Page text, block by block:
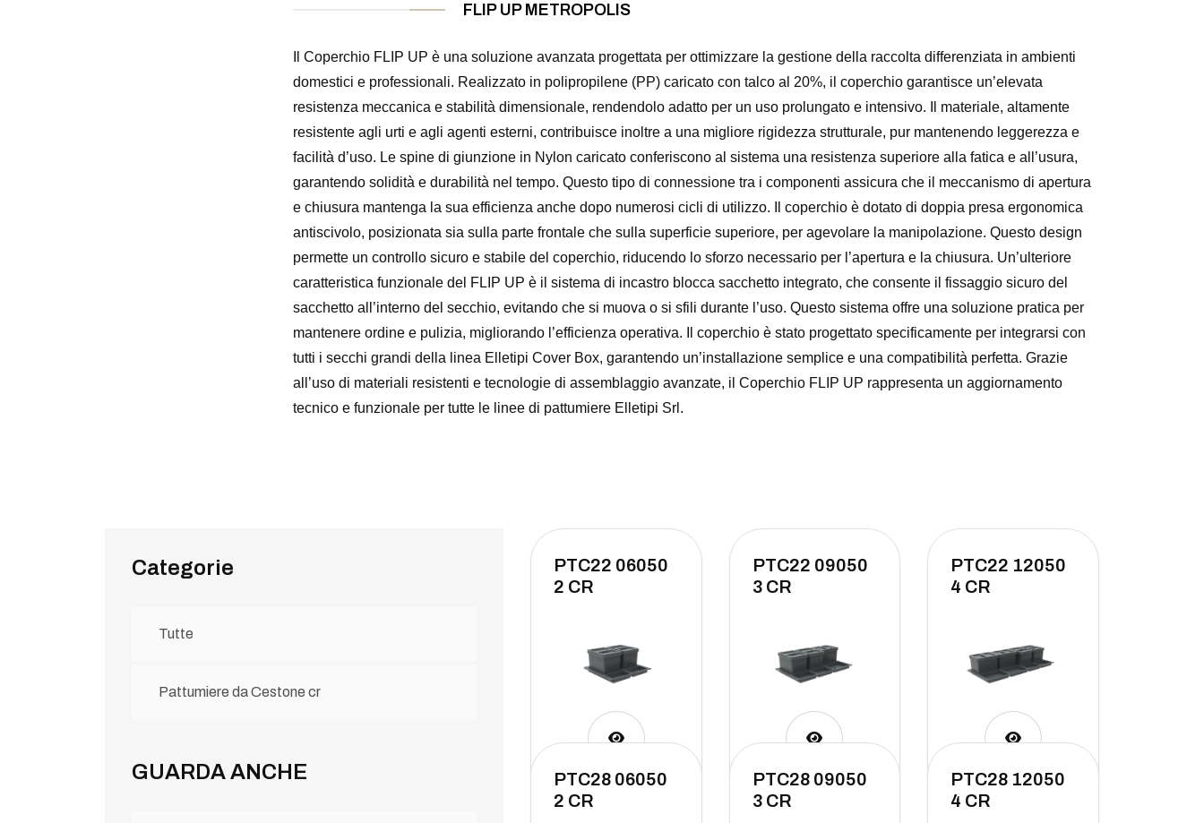
FLIP UP METROPOLIS
Il Coperchio FLIP UP è una soluzione avanzata progettata per ottimizzare la gestione della raccolta differenziata in ambienti
domestici e professionali. Realizzato in polipropilene (PP) caricato con talco al 20%, il coperchio garantisce un’elevata
resistenza meccanica e stabilità dimensionale, rendendolo adatto per un uso prolungato e intensivo. Il materiale, altamente
resistente agli urti e agli agenti esterni, contribuisce inoltre a una migliore rigidezza strutturale, pur mantenendo leggerezza e
facilità d’uso. Le spine di giunzione in Nylon caricato conferiscono al sistema una resistenza superiore alla fatica e all’usura,
garantendo solidità e durabilità nel tempo. Questo tipo di connessione tra i componenti assicura che il meccanismo di apertura
e chiusura mantenga la sua efficienza anche dopo numerosi cicli di utilizzo. Il coperchio è dotato di doppia presa ergonomica
antiscivolo, posizionata sia sulla parte frontale che sulla superficie superiore, per agevolare la manipolazione. Questo design
permette un controllo sicuro e stabile del coperchio, riducendo lo sforzo necessario per l’apertura e la chiusura. Un’ulteriore
caratteristica funzionale del FLIP UP è il sistema di incastro blocca sacchetto integrato, che consente il fissaggio sicuro del
sacchetto all’interno del secchio, evitando che si muova o si sfili durante l’uso. Questo sistema offre una soluzione pratica per
mantenere ordine e pulizia, migliorando l’efficienza operativa. Il coperchio è stato progettato specificamente per integrarsi con
tutti i secchi grandi della linea Elletipi Cover Box, garantendo un’installazione semplice e una compatibilità perfetta. Grazie
all’uso di materiali resistenti e tecnologie di assemblaggio avanzate, il Coperchio FLIP UP rappresenta un aggiornamento
tecnico e funzionale per tutte le linee di pattumiere Elletipi Srl.
Categorie
Tutte
Pattumiere da Cestone cr
GUARDA ANCHE
PTC22 06050
2 CR
PTC22 09050
3 CR
PTC22 12050
4 CR
PTC28 06050
2 CR
PTC28 09050
3 CR
PTC28 12050
4 CR